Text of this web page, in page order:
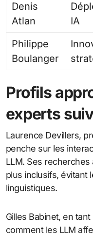
Denis
Atlan
IA
Philippe
Boulanger
Profils
experts
Laurence Devillers,
penche sur les
LLM. Ses
plus inclusifs, évitant
linguistiques.
Gilles Babinet, en
comment les LLM